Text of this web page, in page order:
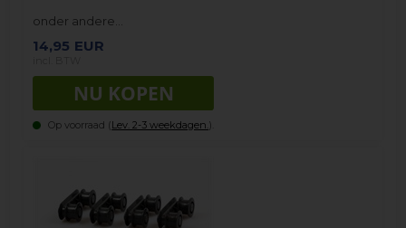
onder andere…
14,95 EUR
Op voorraad (Lev. 2-3 weekdagen. ).